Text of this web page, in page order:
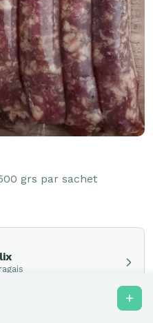
grs par sachet